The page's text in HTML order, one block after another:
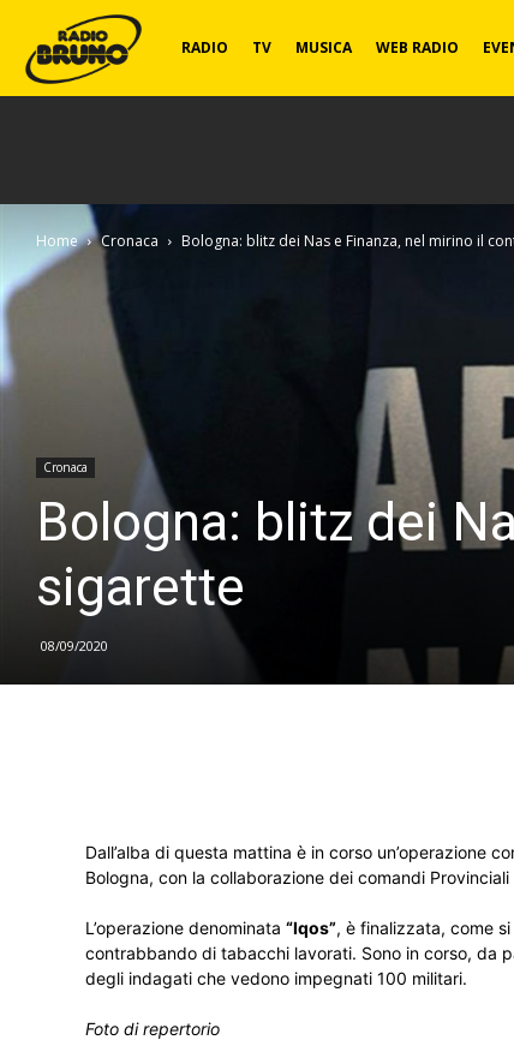
Radio
RADIO TV MUSICA WEB RADIO
Home Cronaca Bologna: blitz dei Nas e Finanza, nel mirino il
Cronaca
Bologna: blitz dei
sigarette
08/09/2020
Dall’alba di questa mattina è in corso un’operazione
Bologna, con la collaborazione dei comandi
L’operazione denominata “Iqos”, è finalizzata, come
contrabbando di tabacchi lavorati. Sono in corso, da
degli indagati che vedono impegnati 100 militari.
Foto di repertorio